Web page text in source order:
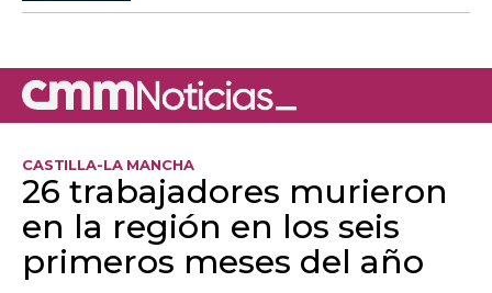
CASTILLA-LA MANCHA
26 trabajadores murieron
en la región en los seis
primeros meses del año